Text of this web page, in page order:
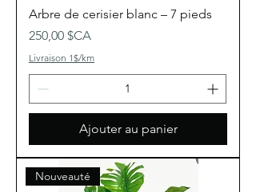
Arbre de cerisier blanc – 7 pieds
Prix
250,00 $CA
Livraison 1$/km
Ajouter au panier
Nouveauté